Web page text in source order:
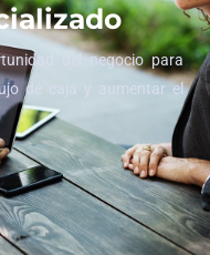
del negocio para
de caja y aumentar el